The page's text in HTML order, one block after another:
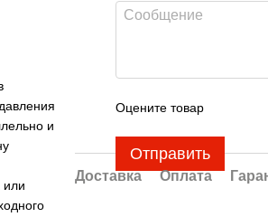
и
или
Оцените товар
Отправить
Доставка Оплата